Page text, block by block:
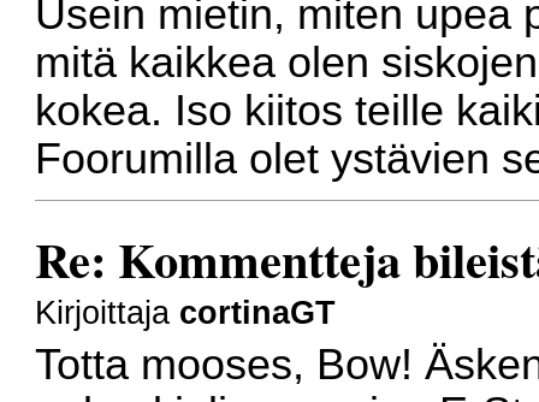
Usein mietin, miten upea
mitä kaikkea olen
kokea. Iso kiitos teille
Foorumilla olet ystävien
Re: Kommentteja
Kirjoittaja cortinaGT
Totta mooses, Bow!